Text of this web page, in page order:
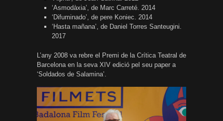
‘Asmodàxia’, de Marc Carreté. 2014
‘Difuminado’, de pere Koniec. 2014
‘Hasta mañana’, de Daniel Torres Santeugini.
2017
L’any 2008 va rebre el Premi de la Crítica Teatral de
Barcelona en la seva XIV edició pel seu paper a
‘Soldados de Salamina’.